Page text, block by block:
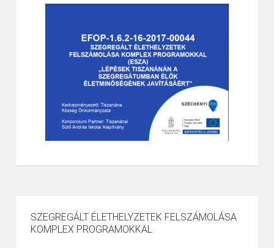
SZEGREGÁLT ÉLETHELYZETEK FELSZÁMOLÁSA
KOMPLEX PROGRAMOKKAL